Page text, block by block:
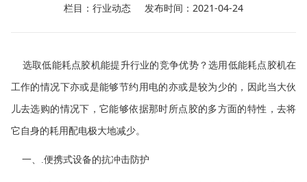
栏目：行业动态 发布时间：2021-04-24
选取低能耗点胶机能提升行业的竞争优势？选用低能耗点胶机在
工作的情况下亦或是能够节约用电的亦或是较为少的，因此当大伙
儿去选购的情况下，它能够依据那时所点胶的多方面的特性，去将
它自身的耗用配电极大地减少。
一、 便携式设备的抗冲击防护